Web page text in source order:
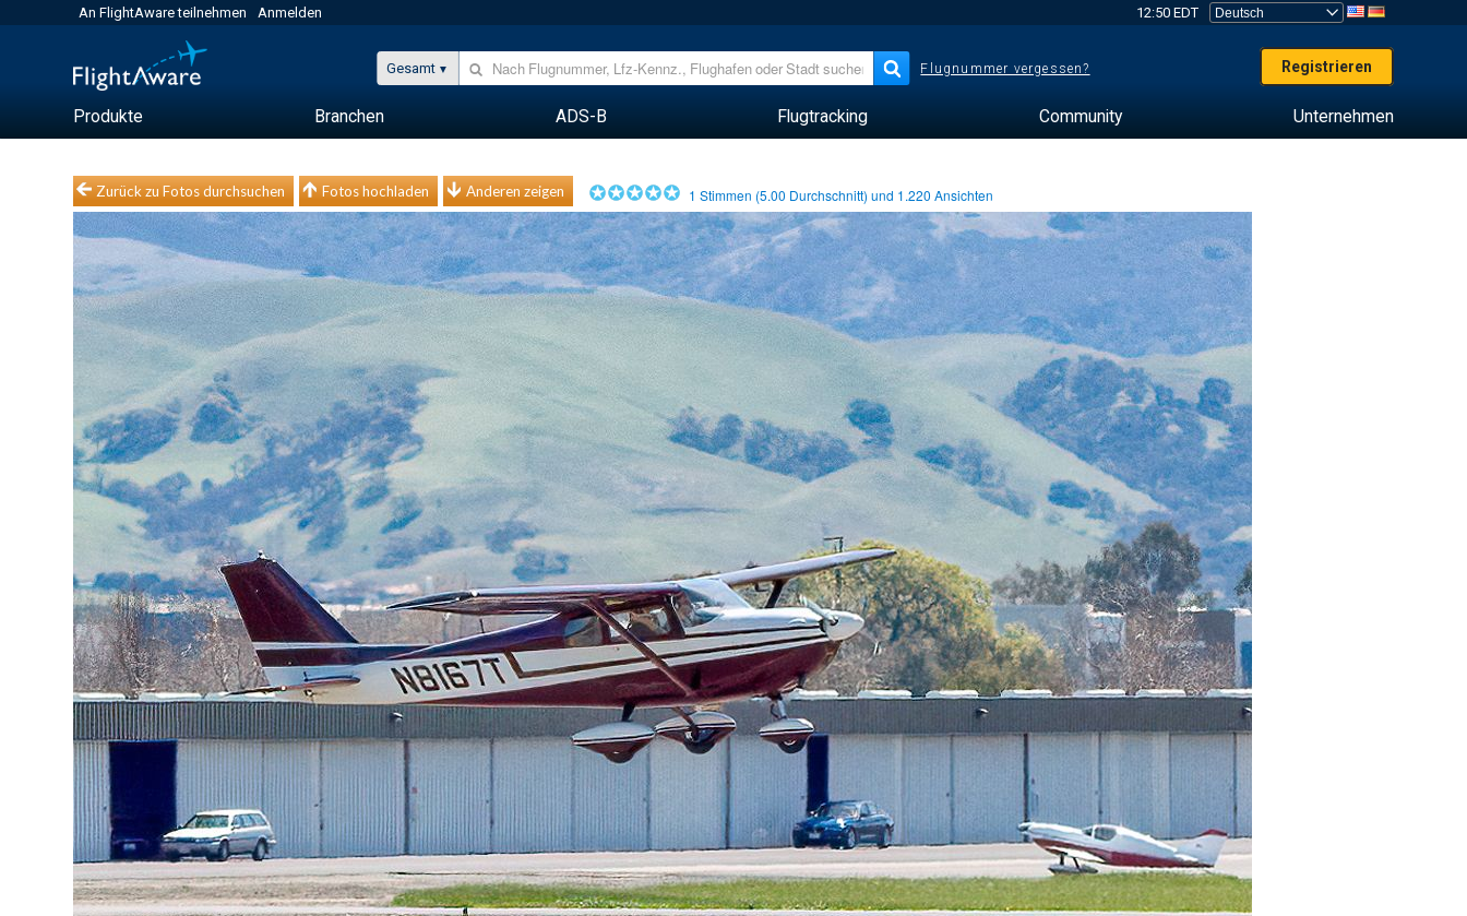
An FlightAware teilnehmen Anmelden 12:50 EDT
Gesamt Flugnummer vergessen? Registrieren
Produkte Branchen ADS-B Flugtracking Community Unternehmen
Zurück zu Fotos durchsuchen Fotos hochladen Anderen zeigen 1 Stimmen (5.00 Durchschnitt) und 1.220 Ansichten